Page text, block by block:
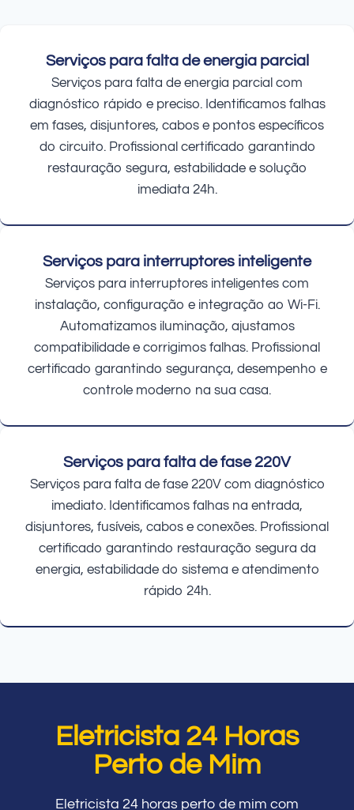
Serviços para falta de energia parcial
Serviços para falta de energia parcial com
diagnóstico rápido e preciso. Identificamos falhas
em fases, disjuntores, cabos e pontos específicos
do circuito. Profissional certificado garantindo
restauração segura, estabilidade e solução
imediata 24h.
Serviços para interruptores inteligente
Serviços para interruptores inteligentes com
instalação, configuração e integração ao Wi-Fi.
Automatizamos iluminação, ajustamos
compatibilidade e corrigimos falhas. Profissional
certificado garantindo segurança, desempenho e
controle moderno na sua casa.
Serviços para falta de fase 220V
Serviços para falta de fase 220V com diagnóstico
imediato. Identificamos falhas na entrada,
disjuntores, fusíveis, cabos e conexões. Profissional
certificado garantindo restauração segura da
energia, estabilidade do sistema e atendimento
rápido 24h.
Eletricista 24 Horas
Perto de Mim
Eletricista 24 horas perto de mim com